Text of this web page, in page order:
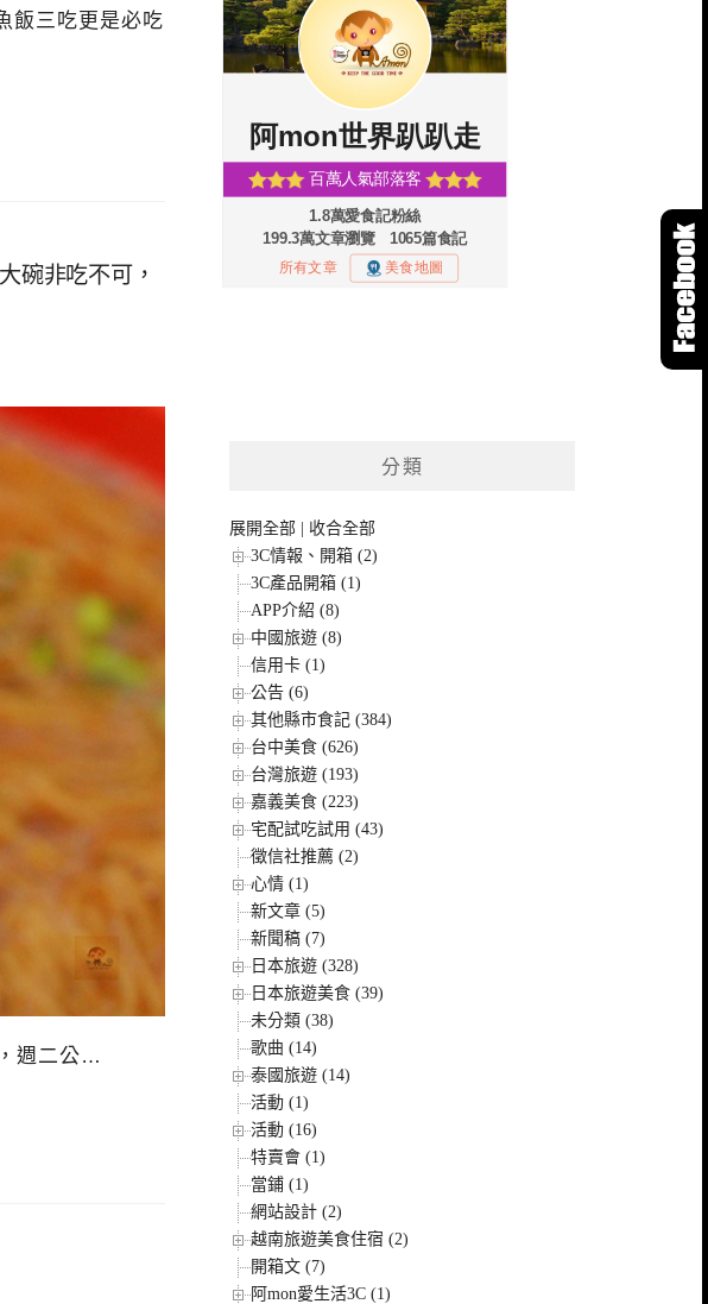
飯三吃更是必吃
碗非吃不可，
週二公…
分類
展開全部
收合全部
3C情報、開箱 (2)
3C產品開箱 (1)
APP介紹 (8)
中國旅遊 (8)
信用卡 (1)
公告 (6)
其他縣市食記 (384)
台中美食 (626)
台灣旅遊 (193)
嘉義美食 (223)
宅配試吃試用 (43)
徵信社推薦 (2)
心情 (1)
新文章 (5)
新聞稿 (7)
日本旅遊 (328)
日本旅遊美食 (39)
未分類 (38)
歌曲 (14)
泰國旅遊 (14)
活動 (1)
活動 (16)
特賣會 (1)
當鋪 (1)
網站設計 (2)
越南旅遊美食住宿 (2)
開箱文 (7)
阿mon愛生活3C (1)